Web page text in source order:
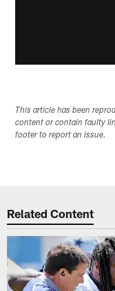
This article has been
content or contain faulty
footer to report an issue.
Related Content